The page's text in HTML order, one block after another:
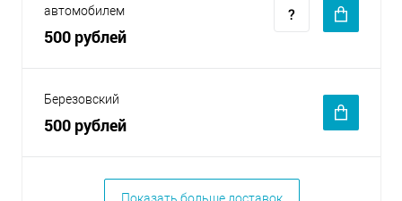
автомобилем
500 рублей
Березовский
500 рублей
Показать больше доставок